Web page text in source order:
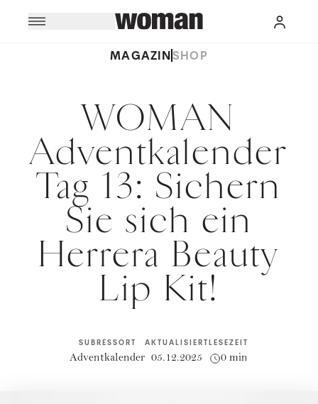
MAGAZINSHOP
WOMAN
Adventkalender
Tag 13: Sichern
Sie sich ein
Herrera Beauty
Lip Kit!
SUBRESSORT
Adventkalender
AKTUALISIERT
05.12.2025
LESEZEIT
0 min